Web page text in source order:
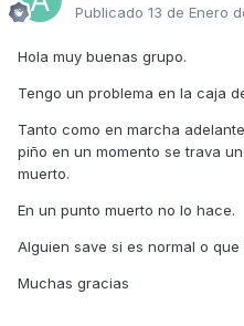
Publicado 13 de Enero
Hola muy buenas grupo.
Tengo un problema en la caja
Tanto como en marcha
piño en un momento se trava
muerto.
En un punto muerto no lo hace.
Alguien save si es normal o que
Muchas gracias